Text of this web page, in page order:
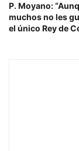
P. Moyano:
muchos no les
el único Rey de